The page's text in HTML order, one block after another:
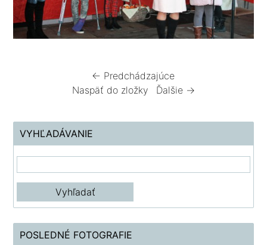
← Predchádzajúce
Naspäť do zložky
Ďalšie →
VYHĽADÁVANIE
POSLEDNÉ FOTOGRAFIE